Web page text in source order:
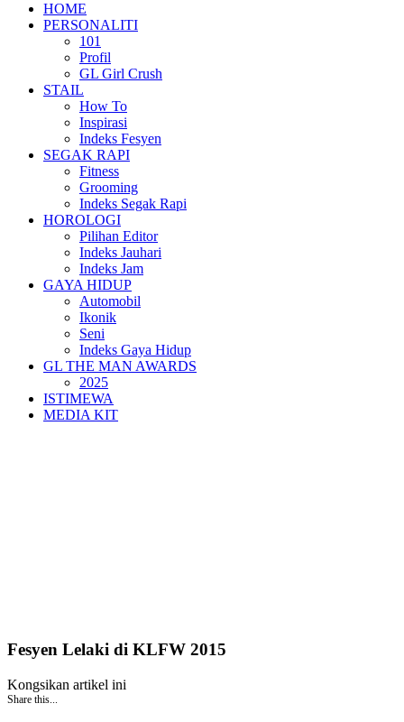
HOME
PERSONALITI
101
Profil
GL Girl Crush
STAIL
How To
Inspirasi
Indeks Fesyen
SEGAK RAPI
Fitness
Grooming
Indeks Segak Rapi
HOROLOGI
Pilihan Editor
Indeks Jauhari
Indeks Jam
GAYA HIDUP
Automobil
Ikonik
Seni
Indeks Gaya Hidup
GL THE MAN AWARDS
2025
ISTIMEWA
MEDIA KIT
Fesyen Lelaki di KLFW 2015
Kongsikan artikel ini
Share this...